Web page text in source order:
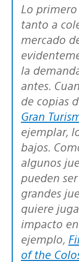
Lo primero que se aplica en general
tanto a
mercado
la
antes.
de copias
Gran
ejemplar,
bajos.
algunos
pueden
grandes
quiere
impacto
ejemplo,
of the